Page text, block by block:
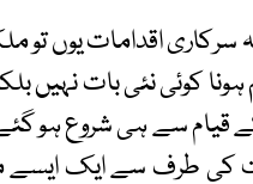
سرکاری اقدامات یوں تو
سے ہی شروع ہو گئے
کی طرف سے ایک ایسے